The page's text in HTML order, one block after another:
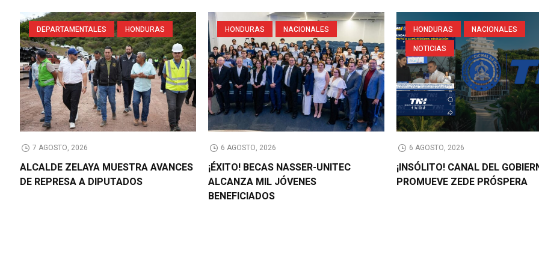
DEPARTAMENTALES HONDURAS
7 AGOSTO, 2026
ALCALDE ZELAYA MUESTRA AVANCES
DE REPRESA A DIPUTADOS
HONDURAS NACIONALES
6 AGOSTO, 2026
¡ÉXITO! BECAS NASSER-UNITEC
ALCANZA MIL JÓVENES
BENEFICIADOS
HONDURAS
NACIONALES
NOTICIAS
6 AGOSTO, 2026
¡INSÓLITO! CANAL DEL
PROMUEVE ZEDE PRÓSPERA